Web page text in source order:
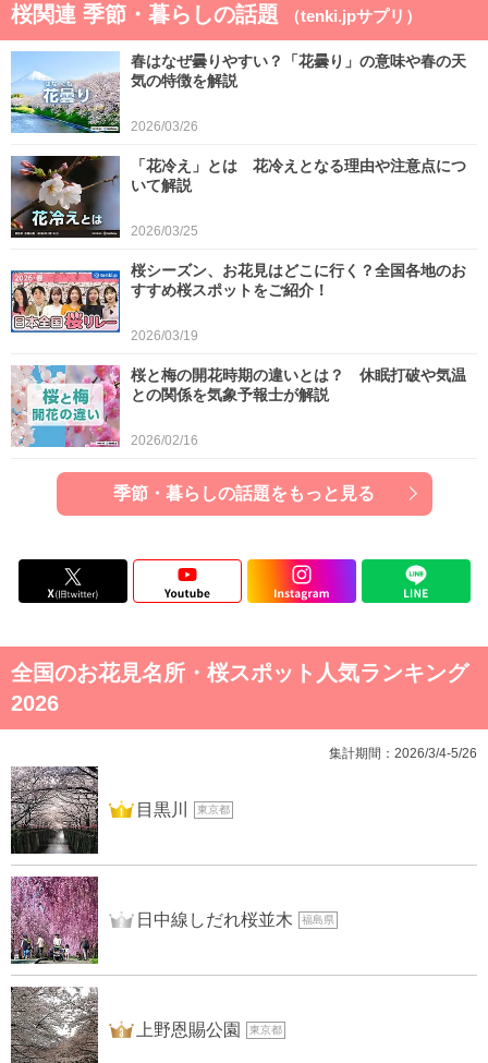
桜関連 季節・暮らしの話題 （tenki.jpサプリ）
春はなぜ曇りやすい？「花曇り」の意味や春の天
気の特徴を解説
2026/03/26
「花冷え」とは 花冷えとなる理由や注意点につ
いて解説
2026/03/25
桜シーズン、お花見はどこに行く？全国各地のお
すすめ桜スポットをご紹介！
2026/03/19
桜と梅の開花時期の違いとは？ 休眠打破や気温
との関係を気象予報士が解説
2026/02/16
季節・暮らしの話題をもっと見る
全国のお花見名所・桜スポット人気ランキング
2026
集計期間：2026/3/4-5/26
1位 目黒川 東京都
2位 日中線しだれ桜並木 福島県
3位 上野恩賜公園 東京都